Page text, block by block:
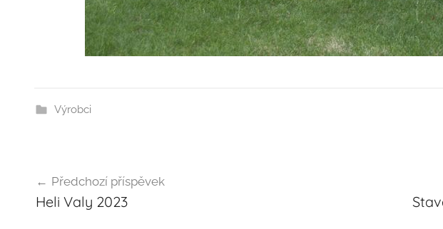
Výrobci
pro
příspěvek
Předchozí příspěvek
Heli Valy 2023